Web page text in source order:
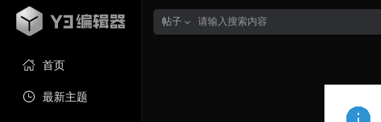
首页
最新主题
帖子